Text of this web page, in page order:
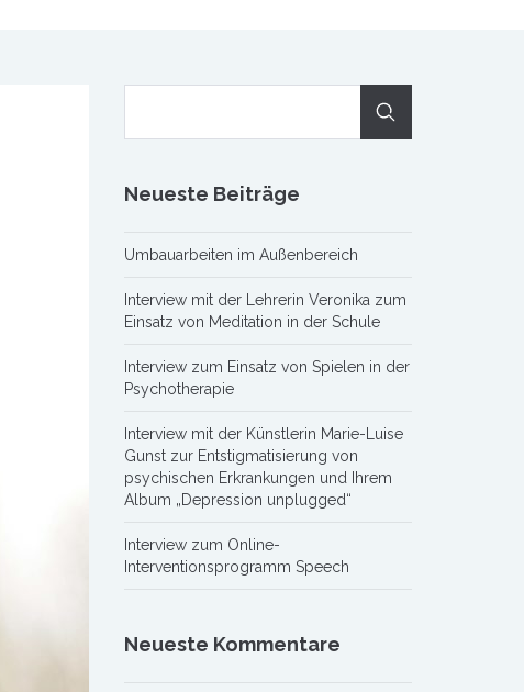
Neueste Beiträge
Umbauarbeiten im Außenbereich
Interview mit der Lehrerin Veronika zum
Einsatz von Meditation in der Schule
Interview zum Einsatz von Spielen in der
Psychotherapie
Interview mit der Künstlerin Marie-Luise
Gunst zur Entstigmatisierung von
psychischen Erkrankungen und Ihrem
Album „Depression unplugged“
Interview zum Online-
Interventionsprogramm Speech
Neueste Kommentare